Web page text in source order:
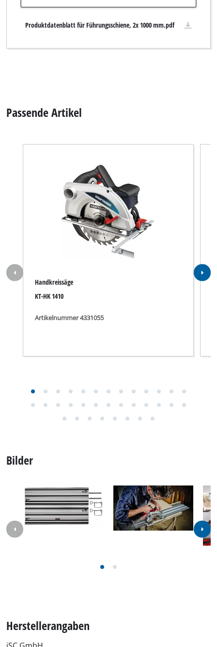
Produktdatenblatt für Führungsschiene, 2x 1000 mm.pdf
Passende Artikel
Handkreissäge
KT-HK 1410
Artikelnummer 4331055
Bilder
Herstellerangaben